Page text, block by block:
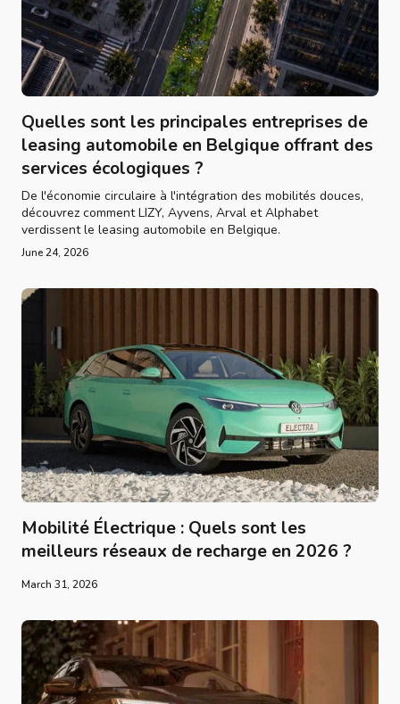
Quelles sont les principales entreprises de
leasing automobile en Belgique offrant des
services écologiques ?
De l'économie circulaire à l'intégration des mobilités douces,
découvrez comment LIZY, Ayvens, Arval et Alphabet
verdissent le leasing automobile en Belgique.
June 24, 2026
Mobilité Électrique : Quels sont les
meilleurs réseaux de recharge en 2026 ?
March 31, 2026